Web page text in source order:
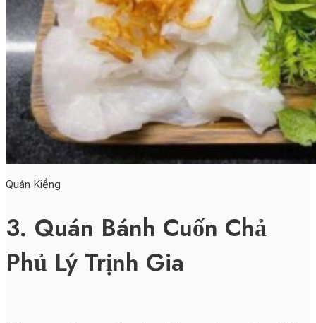
Quán Kiềng
3. Quán Bánh Cuốn Chả
Phủ Lý Trịnh Gia